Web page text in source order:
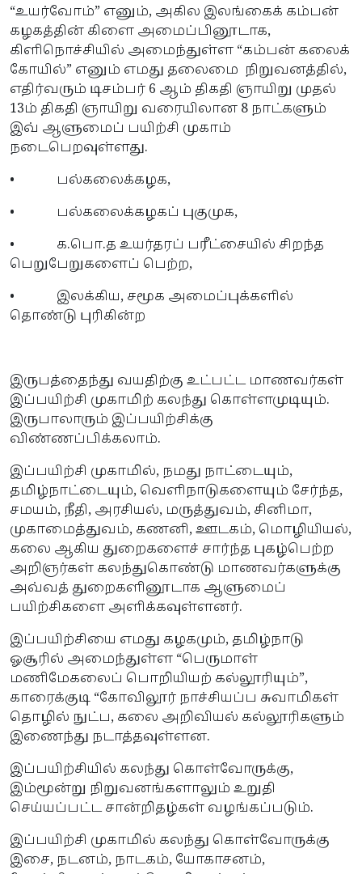
“உயர்வோம்” எனும், அகில இலங்கைக் கம்பன்
கழகத்தின் கிளை அமைப்பினூடாக,
கிளிநொச்சியில் அமைந்துள்ள “கம்பன் கலைக்
கோயில்” எனும் எமது தலைமை நிறுவனத்தில்,
எதிர்வரும் டிசம்பர் 6 ஆம் திகதி ஞாயிறு முதல்
13ம் திகதி ஞாயிறு வரையிலான 8 நாட்களும்
இவ் ஆளுமைப் பயிற்சி முகாம்
நடைபெறவுள்ளது.
• பல்கலைக்கழக,
• பல்கலைக்கழகப் புகுமுக,
• க.பொ.த உயர்தரப் பரீட்சையில் சிறந்த
பெறுபேறுகளைப் பெற்ற,
• இலக்கிய, சமூக அமைப்புக்களில்
தொண்டு புரிகின்ற
இருபத்தைந்து வயதிற்கு உட்பட்ட மாணவர்கள்
இப்பயிற்சி முகாமிற் கலந்து கொள்ளமுடியும்.
இருபாலாரும் இப்பயிற்சிக்கு
விண்ணப்பிக்கலாம்.
இப்பயிற்சி முகாமில், நமது நாட்டையும்,
தமிழ்நாட்டையும், வெளிநாடுகளையும் சேர்ந்த,
சமயம், நீதி, அரசியல், மருத்துவம், சினிமா,
முகாமைத்துவம், கணனி, ஊடகம், மொழியியல்,
கலை ஆகிய துறைகளைச் சார்ந்த புகழ்பெற்ற
அறிஞர்கள் கலந்துகொண்டு மாணவர்களுக்கு
அவ்வத் துறைகளினூடாக ஆளுமைப்
பயிற்சிகளை அளிக்கவுள்ளனர்.
இப்பயிற்சியை எமது கழகமும், தமிழ்நாடு
ஓசூரில் அமைந்துள்ள “பெருமாள்
மணிமேகலைப் பொறியியற் கல்லூரியும்”,
காரைக்குடி “கோவிலூர் நாச்சியப்ப சுவாமிகள்
தொழில் நுட்ப, கலை அறிவியல் கல்லூரிகளும்
இணைந்து நடாத்தவுள்ளன.
இப்பயிற்சியில் கலந்து கொள்வோருக்கு,
இம்மூன்று நிறுவனங்களாலும் உறுதி
செய்யப்பட்ட சான்றிதழ்கள் வழங்கப்படும்.
இப்பயிற்சி முகாமில் கலந்து கொள்வோருக்கு
இசை, நடனம், நாடகம், யோகாசனம்,